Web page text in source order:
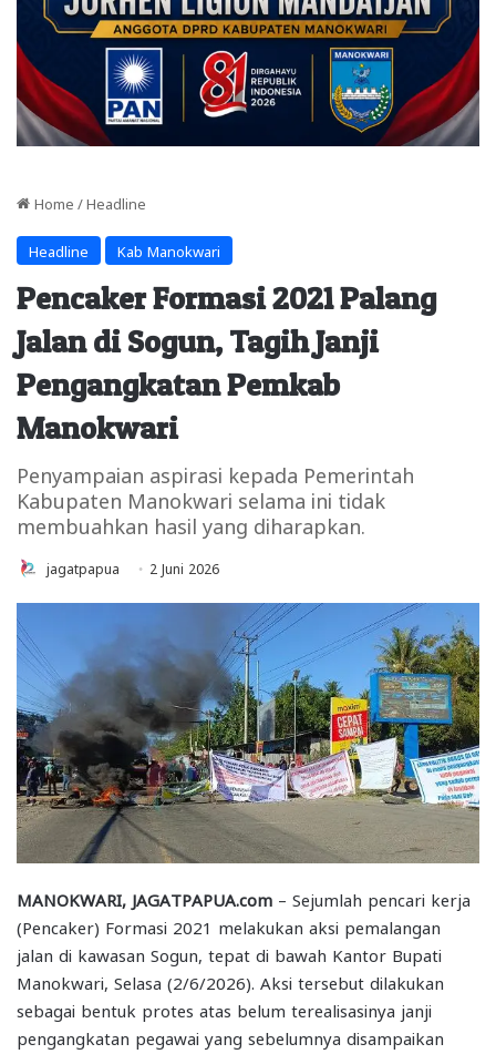
Home / Headline
Headline Kab Manokwari
Pencaker Formasi 2021 Palang
Jalan di Sogun, Tagih Janji
Pengangkatan Pemkab
Manokwari
Penyampaian aspirasi kepada Pemerintah
Kabupaten Manokwari selama ini tidak
membuahkan hasil yang diharapkan.
jagatpapua 2 Juni 2026
MANOKWARI, JAGATPAPUA.com – Sejumlah pencari kerja
(Pencaker) Formasi 2021 melakukan aksi pemalangan
jalan di kawasan Sogun, tepat di bawah Kantor Bupati
Manokwari, Selasa (2/6/2026). Aksi tersebut dilakukan
sebagai bentuk protes atas belum terealisasinya janji
pengangkatan pegawai yang sebelumnya disampaikan